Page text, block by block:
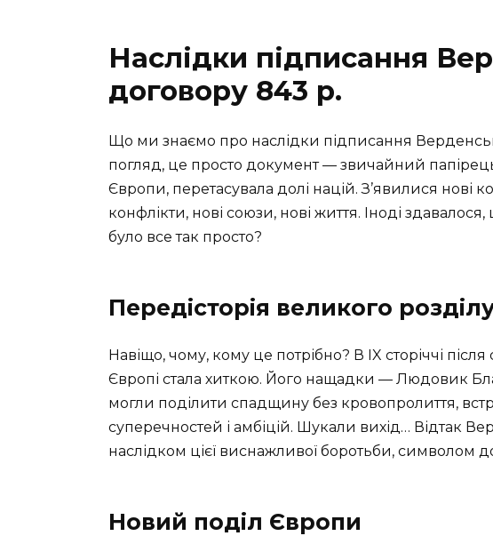
Наслідки підписання
договору 843 р.
Що ми знаємо про наслідки підписання
погляд, це просто документ — звичайний
Європи, перетасувала долі націй. З’явилися нові
конфлікти, нові союзи, нові життя. Іноді
було все так просто?
Передісторія великого
Навіщо, чому, кому це потрібно? В IX сторіччі
Європі стала хиткою. Його нащадки — Людовик
могли поділити спадщину без кровопролиття,
суперечностей і амбіцій. Шукали вихід… Відтак
наслідком цієї виснажливої боротьби, символом
Новий поділ Європи